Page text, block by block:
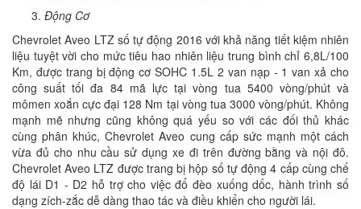
Động Cơ
Chevrolet Aveo LTZ số tự động 2016 với khả năng tiết kiệm nhiên
liệu tuyệt vời cho mức tiêu hao nhiên liệu trung bình chỉ 6,8L/100
Km, được trang bị động cơ SOHC 1.5L 2 van nạp - 1 van xả cho
công suất tối đa 84 mã lực tại vòng tua 5400 vòng/phút và
mômen xoắn cực đại 128 Nm tại vòng tua 3000 vòng/phút. Không
mạnh mẽ nhưng cũng không quá yếu so với các đối thủ khác
cùng phân khúc, Chevrolet Aveo cung cấp sức mạnh một cách
vừa đủ cho nhu cầu sử dụng xe đi trên đường bằng và nội đô.
Chevrolet Aveo LTZ được trang bị hộp số tự động 4 cấp cùng chế
độ lái D1 - D2 hỗ trợ cho việc đổ đèo xuống dốc, hành trình số
dạng zích-zắc dễ dàng thao tác và điều khiển cho người lái.